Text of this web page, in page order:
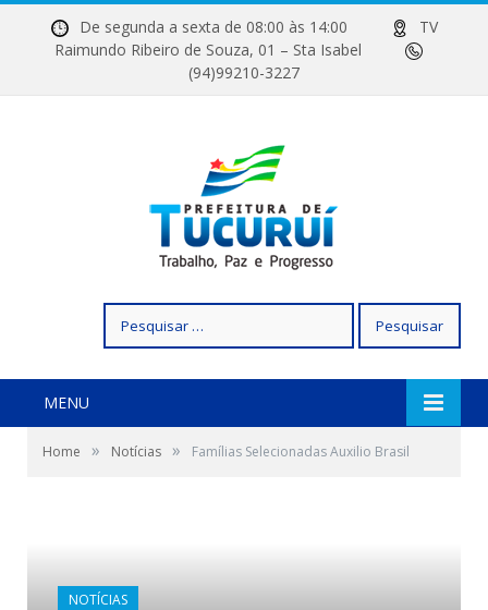
De segunda a sexta de 08:00 às 14:00
TV
Raimundo Ribeiro de Souza, 01 – Sta Isabel
(94)99210-3227
por:
MENU
Home » Notícias » Famílias Selecionadas Auxilio Brasil
NOTÍCIAS